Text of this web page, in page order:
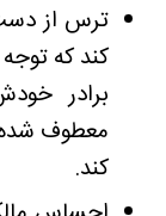
ترس از
کند که
برادر
معطوف
کند.